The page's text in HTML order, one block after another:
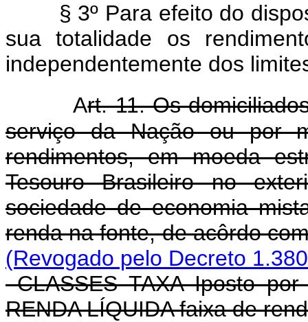
§ 3º Para efeito do
sua totalidade os
independentemente dos
Art. 11. Os
serviço da Nação ou por
rendimentos, em moeda
Tesouro Brasileiro no
sociedade de economia
renda na fonte, de acôrdo
(Revogado pelo Decreto
CLASSES TAXA Iposto por
RENDA LÍQUIDA faixa de